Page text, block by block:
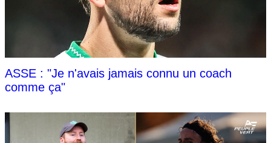
ASSE : "Je n'avais jamais connu un coach
comme ça"